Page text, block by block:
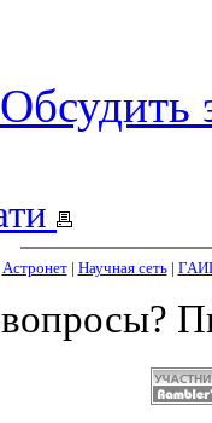
Обсудить
Астронет| Научная сеть|